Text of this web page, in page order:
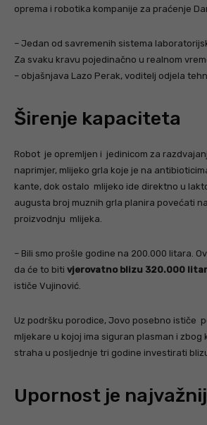
oprema i robotika kompanije za praćenje
– Jedan od savremenih sistema
Za svaku kravu pojedinačno u realnom
– objašnjava Lazo Perak, voditelj odjela
Širenje kapaciteta
Robot je opremljen i jedinicom za
naprimjer, mlijeko grla koje je na
kante, dok ostalo mlijeko ide direktno u
augusta broj muznih grla planira povećati
proizvodnju mlijeka.
– Bili smo prošle godine na 200.000 litara.
da će to biti vjerovatno blizu 320.000
ističe Vujinović.
Uz podršku porodice, Jovo posebno ističe
mljekare u kojoj ima siguran plasman i zbog
straha u posljednje tri godine investirati
Upornost je